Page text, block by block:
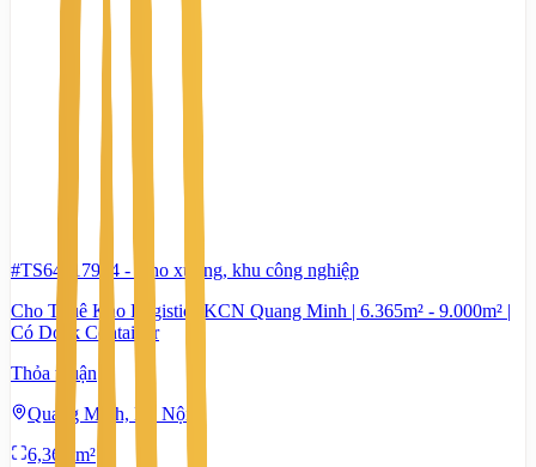
#TS64417944 - Kho xưởng, khu công nghiệp
Cho Thuê Kho Logistics KCN Quang Minh | 6.365m² - 9.000m² |
Có Dock Container
Thỏa thuận
Quang Minh, Hà Nội
6,365 m²